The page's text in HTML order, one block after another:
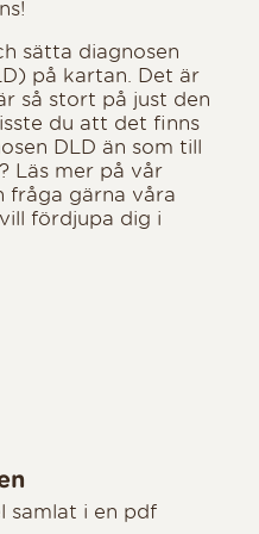
sätta diagnosen
på kartan. Det är
så stort på just den
du att det finns
DLD än som till
Läs mer på vår
fråga gärna våra
fördjupa dig i
samlat i en pdf